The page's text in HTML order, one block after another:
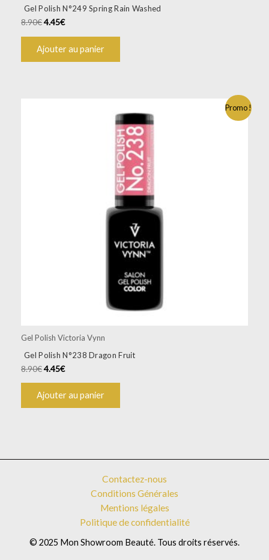
Gel Polish N°249 Spring Rain Washed
8.90€4.45€
Ajouter au panier
Promo !
Gel Polish Victoria Vynn
Gel Polish N°238 Dragon Fruit
8.90€4.45€
Ajouter au panier
Contactez-nous
Conditions Générales
Mentions légales
Politique de confidentialité
© 2025 Mon Showroom Beauté. Tous droits réservés.